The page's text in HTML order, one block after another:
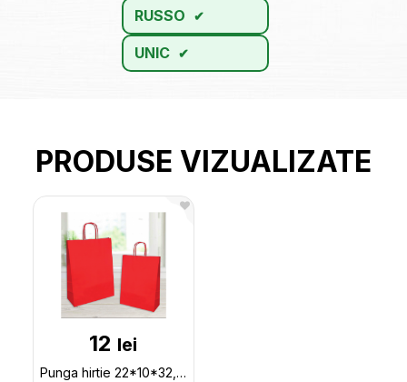
RUSSO
UNIC
PRODUSE VIZUALIZATE
12 lei
Punga hirtie 22*10*32,red 110gr,minere rasucite SH31451